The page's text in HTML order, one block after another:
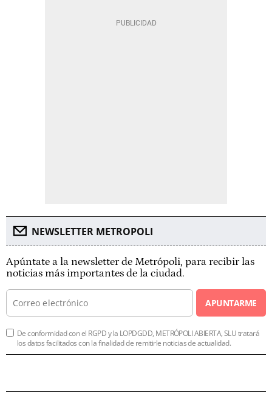
NEWSLETTER METROPOLI
Apúntate a la newsletter de Metrópoli, para recibir las
noticias más importantes de la ciudad.
APUNTARME
De conformidad con el RGPD y la LOPDGDD, METRÓPOLI ABIERTA, SLU tratará
los datos facilitados con la finalidad de remitirle noticias de actualidad.